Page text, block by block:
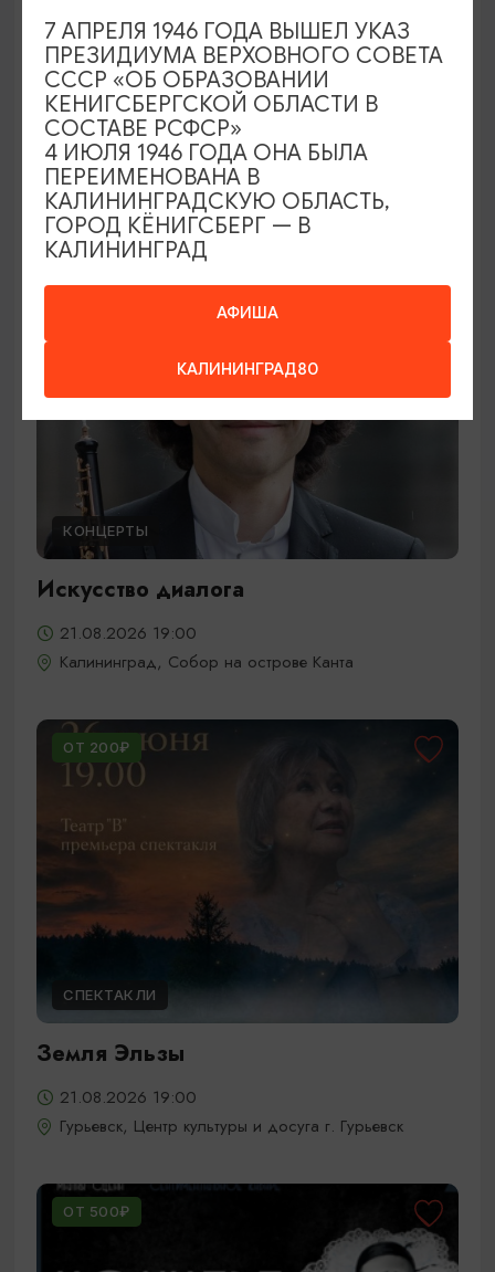
ВЫСТАВКИ
Солнечное притяжение
21.08.2026 - 20.09.2026
Калининград, Музей янтаря
ОТ 1000₽
КОНЦЕРТЫ
Искусство диалога
21.08.2026 19:00
Калининград, Собор на острове Канта
ОТ 200₽
СПЕКТАКЛИ
Земля Эльзы
21.08.2026 19:00
Гурьевск, Центр культуры и досуга г. Гурьевск
ОТ 500₽
АФИША
КАЛИНИНГРАД80
7 АПРЕЛЯ 1946 ГОДА ВЫШЕЛ УКАЗ
ПРЕЗИДИУМА ВЕРХОВНОГО СОВЕТА
СССР «ОБ ОБРАЗОВАНИИ
КЕНИГСБЕРГСКОЙ ОБЛАСТИ В
СОСТАВЕ РСФСР»
4 ИЮЛЯ 1946 ГОДА ОНА БЫЛА
ПЕРЕИМЕНОВАНА В
КАЛИНИНГРАДСКУЮ ОБЛАСТЬ,
ГОРОД КЁНИГСБЕРГ — В
КАЛИНИНГРАД